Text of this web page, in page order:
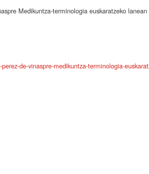
Medikuntza-terminologia euskaratzeko
de-vinaspre-medikuntza-terminologia-